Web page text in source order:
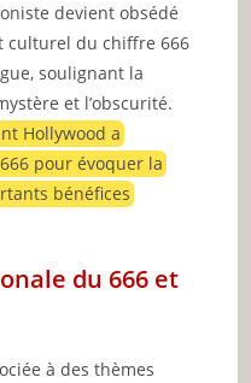
devient obsédé
culturel du chiffre 666
soulignant la
et l’obscurité.
Hollywood a
pour évoquer la
bénéfices
du 666 et
à des thèmes